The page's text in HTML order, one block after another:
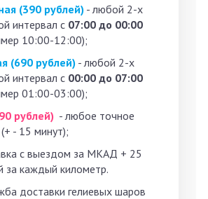
(390 рублей)- любой 2-х
интервал с 07:00 до 00:00
10:00-12:00);
(690 рублей) - любой 2-х
интервал с 00:00 до 07:00
01:00-03:00);
рублей) - любое точное
- 15 минут);
с выездом за МКАД + 25
за каждый километр.
доставки гелиевых шаров